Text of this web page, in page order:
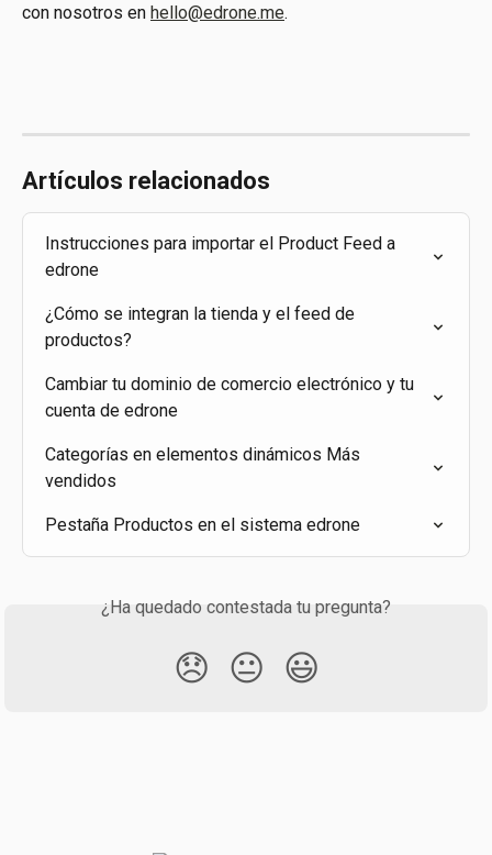
con nosotros en hello@edrone.me.
Artículos relacionados
Instrucciones para importar el Product Feed a
edrone
¿Cómo se integran la tienda y el feed de
productos?
Cambiar tu dominio de comercio electrónico y tu
cuenta de edrone
Categorías en elementos dinámicos Más
vendidos
Pestaña Productos en el sistema edrone
¿Ha quedado contestada tu pregunta?
😞 😐 😃